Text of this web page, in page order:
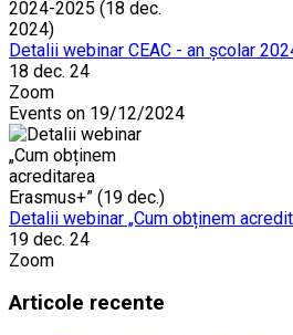
Detalii webinar CEAC - an școlar
18 dec. 24
Zoom
Events on 19/12/2024
Detalii webinar „Cum obținem
19 dec. 24
Zoom
Articole recente